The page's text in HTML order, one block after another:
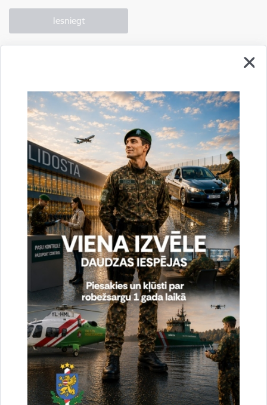
Vai šī informācija bija noderīga?
Sniegt atsauksmi
Esi pirmais, kas uzzina!